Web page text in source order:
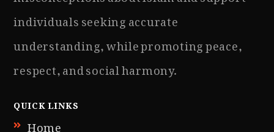
individuals seeking accurate
understanding, while promoting peace,
respect, and social harmony.
QUICK LINKS
Home